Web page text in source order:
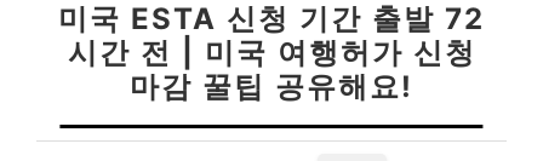
미국 ESTA 신청 기간 출발 72
시간 전 | 미국 여행허가 신청
마감 꿀팁 공유해요!